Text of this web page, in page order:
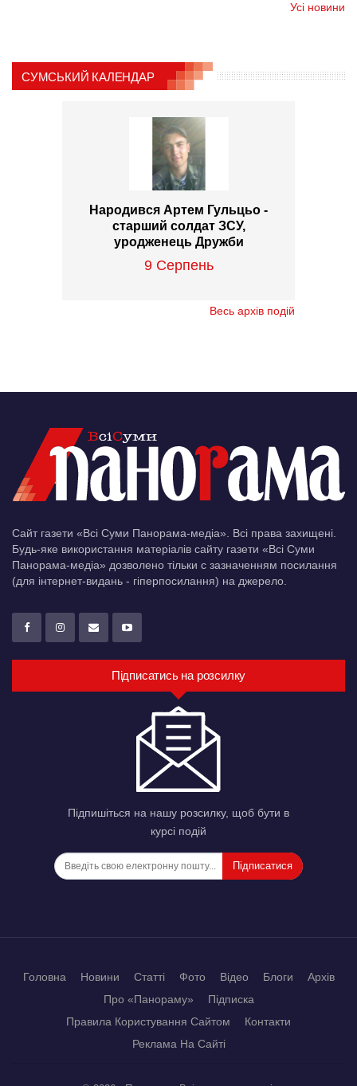
Усі новини
СУМСЬКИЙ КАЛЕНДАР
Народився Артем Гульцьо -
старший солдат ЗСУ,
уродженець Дружби
9 Серпень
Весь архів подій
Сайт газети «Всі Суми Панорама-медіа». Всі права захищені.
Будь-яке використання матеріалів сайту газети «Всі Суми
Панорама-медіа» дозволено тільки c зазначенням посилання
(для інтернет-видань - гіперпосилання) на джерело.
Підписатись на розсилку
Підпишіться на нашу розсилку, щоб бути в
курсі подій
Підписатися
Головна Новини Статті Фото Відео Блоги
Архів
Про «Панораму»
Підписка
Правила Користування Сайтом
Контакти
Реклама На Сайті